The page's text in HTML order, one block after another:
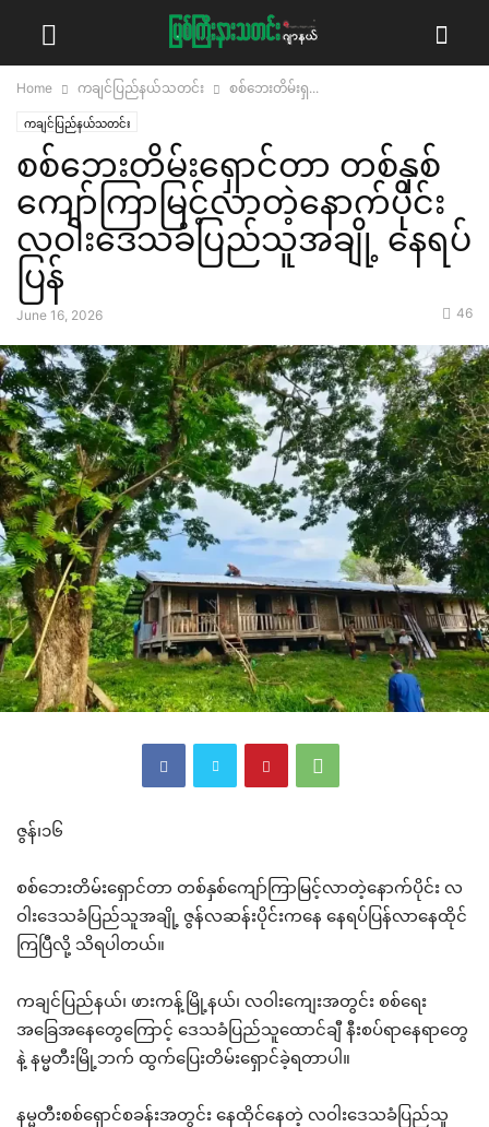
Home ကချင်ပြည်နယ်သတင်း စစ်ဘေးတိမ်းရှ...
ကချင်ပြည်နယ်သတင်း
စစ်ဘေးတိမ်းရှောင်တာ တစ်နှစ်
ကျော်ကြာမြင့်လာတဲ့နောက်ပိုင်း
လဝါးဒေသခံပြည်သူအချို့ နေရပ်
ပြန်
June 16, 2026 46
ဇွန်၊၁၆
စစ်ဘေးတိမ်းရှောင်တာ တစ်နှစ်ကျော်ကြာမြင့်လာတဲ့နောက်ပိုင်း လ
ဝါးဒေသခံပြည်သူအချို့ ဇွန်လဆန်းပိုင်းကနေ နေရပ်ပြန်လာနေထိုင်
ကြပြီလို့ သိရပါတယ်။
ကချင်ပြည်နယ်၊ ဖားကန့်မြို့နယ်၊ လဝါးကျေးအတွင်း စစ်ရေး
အခြေအနေတွေကြောင့် ဒေသခံပြည်သူထောင်ချီ နီးစပ်ရာနေရာတွေ
နဲ့ နမ္မတီးမြို့ဘက် ထွက်ပြေးတိမ်းရှောင်ခဲ့ရတာပါ။
နမ္မတီးစစ်ရှောင်စခန်းအတွင်း နေထိုင်နေတဲ့ လဝါးဒေသခံပြည်သူ